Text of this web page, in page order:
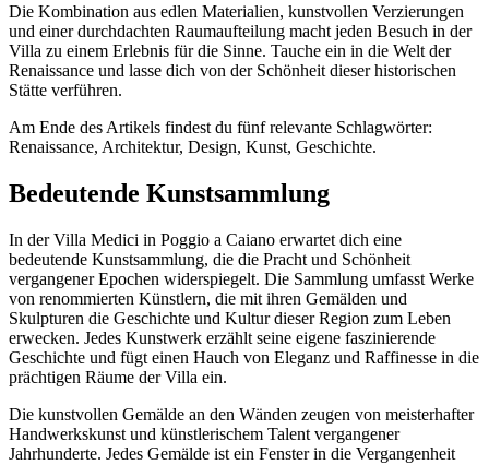
Die Kombination aus edlen Materialien, kunstvollen Verzierungen
und einer durchdachten Raumaufteilung macht jeden Besuch in der
Villa zu einem Erlebnis für die Sinne. Tauche ein in die Welt der
Renaissance und lasse dich von der Schönheit dieser historischen
Stätte verführen.
Am Ende des Artikels findest du fünf relevante Schlagwörter:
Renaissance, Architektur, Design, Kunst, Geschichte.
Bedeutende Kunstsammlung
In der Villa Medici in Poggio a Caiano erwartet dich eine
bedeutende Kunstsammlung, die die Pracht und Schönheit
vergangener Epochen widerspiegelt. Die Sammlung umfasst Werke
von renommierten Künstlern, die mit ihren Gemälden und
Skulpturen die Geschichte und Kultur dieser Region zum Leben
erwecken. Jedes Kunstwerk erzählt seine eigene faszinierende
Geschichte und fügt einen Hauch von Eleganz und Raffinesse in die
prächtigen Räume der Villa ein.
Die kunstvollen Gemälde an den Wänden zeugen von meisterhafter
Handwerkskunst und künstlerischem Talent vergangener
Jahrhunderte. Jedes Gemälde ist ein Fenster in die Vergangenheit